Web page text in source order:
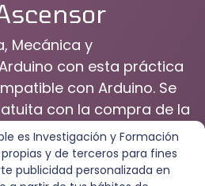
Mecánica y
con esta práctica
con Arduino. Se
con la compra de la
nuestra Tienda Online.
es Investigación y Formación
propias y de terceros para fines
publicidad personalizada en